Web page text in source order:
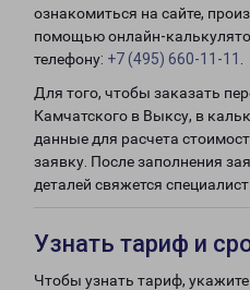
ознакомиться на сайте,
помощью онлайн-
телефону: +7 (495) 660-11-11
Для того, чтобы заказать
Камчатского в Выксу, в
данные для расчета
заявку. После заполнения
деталей свяжется
Узнать тариф и
Чтобы узнать тариф,